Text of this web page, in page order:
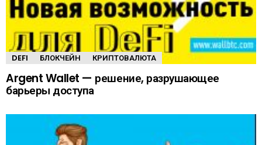
DEFI БЛОКЧЕЙН КРИПТОВАЛЮТА
Argent Wallet — решение, разрушающее
барьеры доступа